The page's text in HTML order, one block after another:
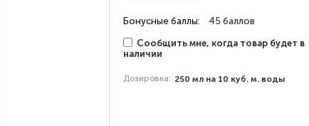
Бонусные баллы: 45 баллов
Сообщить мне, когда товар будет в
наличии
Дозировка: 250 мл на 10 куб. м. воды